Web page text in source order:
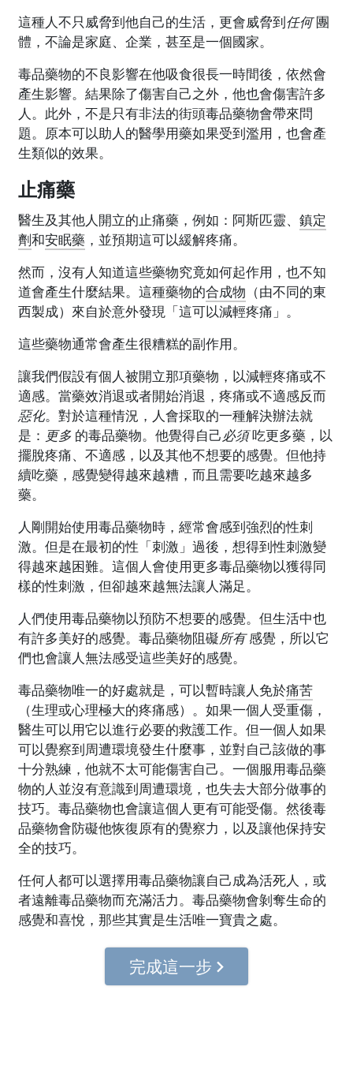
這種人不只威脅到他自己的生活，更會威脅到任何團
體，不論是家庭、企業，甚至是一個國家。
毒品藥物的不良影響在他吸食很長一時間後，依然會
產生影響。結果除了傷害自己之外，他也會傷害許多
人。此外，不是只有非法的街頭毒品藥物會帶來問
題。原本可以助人的醫學用藥如果受到濫用，也會產
生類似的效果。
止痛藥
醫生及其他人開立的止痛藥，例如：阿斯匹靈、 鎮定
劑和安眠藥 ，並預期這可以緩解疼痛。
然而，沒有人知道這些藥物究竟如何起作用，也不知
道會產生什麼結果。這種藥物的合成物 （由不同的東
西製成）來自於意外發現「這可以減輕疼痛」。
這些藥物通常會產生很糟糕的副作用。
讓我們假設有個人被開立那項藥物，以減輕疼痛或不
適感。當藥效消退或者開始消退，疼痛或不適感反而
惡化。對於這種情況，人會採取的一種解決辦法就
是： 更多 的毒品藥物。他覺得自己必須吃更多藥，以
擺脫疼痛、不適感，以及其他不想要的感覺。但他持
續吃藥，感覺變得越來越糟，而且需要吃越來越多
藥。
人剛開始使用毒品藥物時，經常會感到強烈的性刺
激。但是在最初的性「刺激」過後，想得到性刺激變
得越來越困難。這個人會使用更多毒品藥物以獲得同
樣的性刺激，但卻越來越無法讓人滿足。
人們使用毒品藥物以預防不想要的感覺。但生活中也
有許多美好的感覺。毒品藥物阻礙所有感覺，所以它
們也會讓人無法感受這些美好的感覺。
毒品藥物唯一的好處就是，可以暫時讓人免於痛苦
（生理或心理極大的疼痛感）。如果一個人受重傷，
醫生可以用它以進行必要的救護工作。但一個人如果
可以覺察到周遭環境發生什麼事，並對自己該做的事
十分熟練，他就不太可能傷害自己。一個服用毒品藥
物的人並沒有意識到周遭環境，也失去大部分做事的
技巧。毒品藥物也會讓這個人更有可能受傷。然後毒
品藥物會防礙他恢復原有的覺察力，以及讓他保持安
全的技巧。
任何人都可以選擇用毒品藥物讓自己成為活死人，或
者遠離毒品藥物而充滿活力。毒品藥物會剝奪生命的
感覺和喜悅，那些其實是生活唯一寶貴之處。
完成這一步